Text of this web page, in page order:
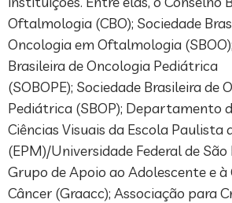
Oftalmologia (CBO); Sociedade
Oncologia em Oftalmologia
Brasileira de Oncologia Pediátrica
(SOBOPE); Sociedade Brasileira de
Pediátrica (SBOP); Departamento
Ciências Visuais da Escola Paulista
(EPM)/Universidade Federal de
Grupo de Apoio ao Adolescente e à
Câncer (Graacc); Associação para